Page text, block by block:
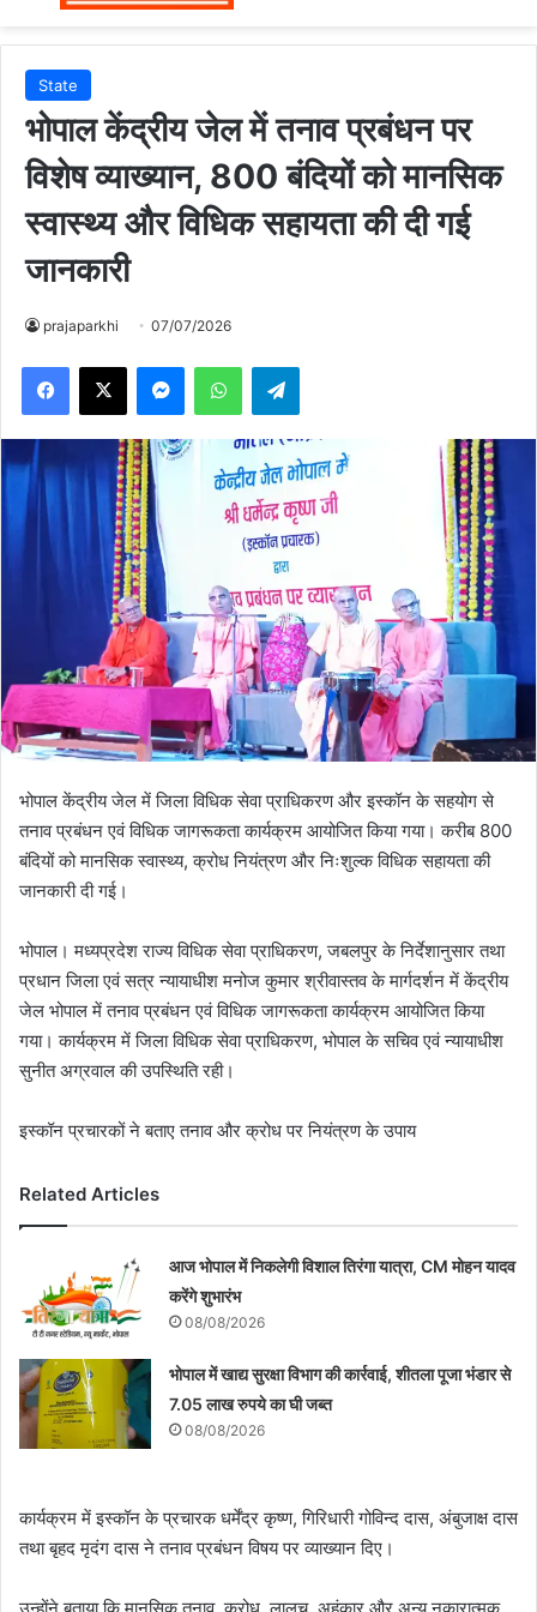
State
भोपाल केंद्रीय जेल में तनाव प्रबंधन पर
विशेष व्याख्यान, 800 बंदियों को मानसिक
स्वास्थ्य और विधिक सहायता की दी गई
जानकारी
prajaparkhi 07/07/2026
MessengerWhatsAppTelegram
भोपाल केंद्रीय जेल में जिला विधिक सेवा प्राधिकरण और इस्कॉन के सहयोग से
तनाव प्रबंधन एवं विधिक जागरूकता कार्यक्रम आयोजित किया गया। करीब 800
बंदियों को मानसिक स्वास्थ्य, क्रोध नियंत्रण और निःशुल्क विधिक सहायता की
जानकारी दी गई।
भोपाल। मध्यप्रदेश राज्य विधिक सेवा प्राधिकरण, जबलपुर के निर्देशानुसार तथा
प्रधान जिला एवं सत्र न्यायाधीश मनोज कुमार श्रीवास्तव के मार्गदर्शन में केंद्रीय
जेल भोपाल में तनाव प्रबंधन एवं विधिक जागरूकता कार्यक्रम आयोजित किया
गया। कार्यक्रम में जिला विधिक सेवा प्राधिकरण, भोपाल के सचिव एवं न्यायाधीश
सुनीत अग्रवाल की उपस्थिति रही।
इस्कॉन प्रचारकों ने बताए तनाव और क्रोध पर नियंत्रण के उपाय
Related Articles
आज भोपाल में निकलेगी विशाल तिरंगा यात्रा, CM मोहन यादव
करेंगे शुभारंभ
08/08/2026
भोपाल में खाद्य सुरक्षा विभाग की कार्रवाई, शीतला पूजा भंडार से
7.05 लाख रुपये का घी जब्त
08/08/2026
कार्यक्रम में इस्कॉन के प्रचारक धर्मेंद्र कृष्ण, गिरिधारी गोविन्द दास, अंबुजाक्ष दास
तथा बृहद मृदंग दास ने तनाव प्रबंधन विषय पर व्याख्यान दिए।